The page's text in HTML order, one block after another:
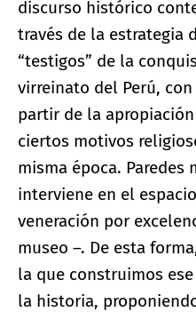
discurso histórico
través de la estrategia
“testigos” de la
virreinato del Perú,
partir de la
ciertos motivos
misma época. Paredes
interviene en el
veneración por
museo –. De esta
la que construimos
la historia,